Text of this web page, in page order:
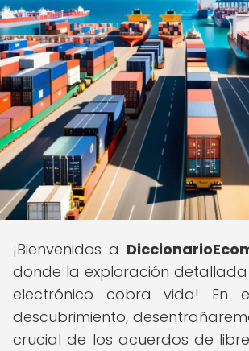
¡Bienvenidos a
donde la exploración
electrónico cobra vida! En
descubrimiento,
crucial de los acuerdos de